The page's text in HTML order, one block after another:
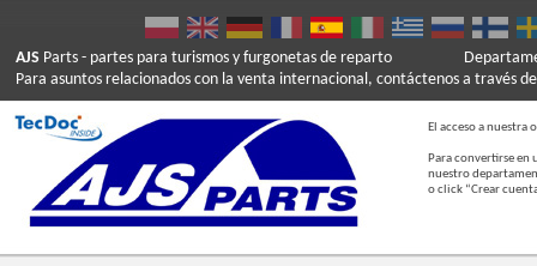
AJS Parts - partes para turismos y furgonetas de reparto
Para asuntos relacionados con la venta internacional, contáctenos a través
El acceso a nuestra
Para convertirse en
nuestro
o click “Crear